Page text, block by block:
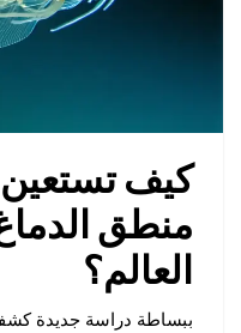
كيف
منطق
العالم؟
ببساطة دراسة جديدة